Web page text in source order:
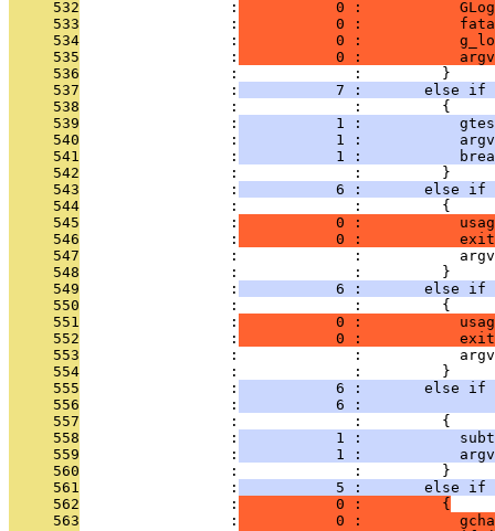
     532
                 :
0 :
     533
                 :
0 :
     534
                 :
0 :
     535
                 :
0 :
     536
                 :             :         }
     537
                 :
7 :       else if
     538
                 :             :         {
     539
                 :
1 :
     540
                 :
1 :
     541
                 :
1 :
     542
                 :             :         }
     543
                 :
6 :       else if
     544
                 :             :         {
     545
                 :
0 :
     546
                 :
0 :
     547
:             :
     548
                 :             :         }
     549
                 :
6 :       else if
     550
                 :             :         {
     551
                 :
0 :
     552
                 :
0 :
     553
:             :
     554
                 :             :         }
     555
                 :
6 :       else if
     556
                 :
6 :
     557
                 :             :         {
     558
                 :
1 :
     559
                 :
1 :
     560
                 :             :         }
     561
                 :
5 :       else if
     562
                 :
           0 :         {
     563
                 :
0 :